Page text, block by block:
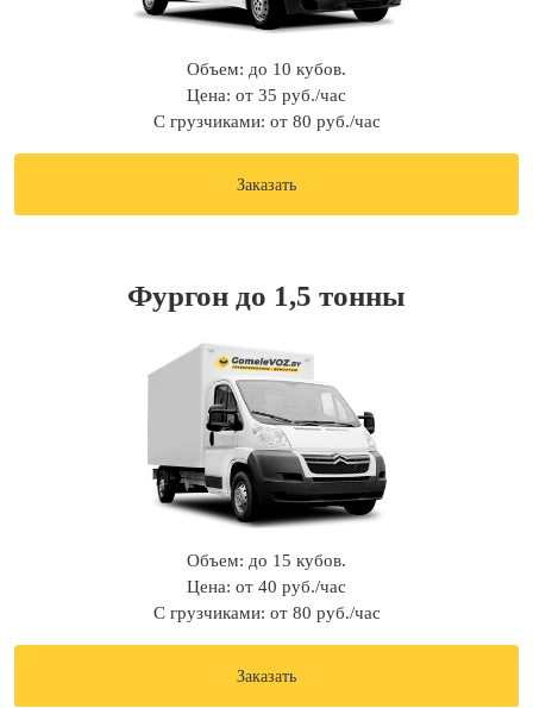
Объем: до 10 кубов.
Цена: от 35 руб./час
С грузчиками: от 80 руб./час
Заказать
Фургон до 1,5 тонны
Объем: до 15 кубов.
Цена: от 40 руб./час
С грузчиками: от 80 руб./час
Заказать